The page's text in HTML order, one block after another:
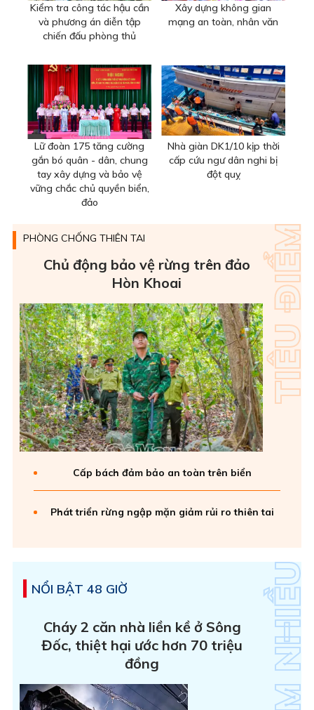
Kiểm tra công tác hậu cần
và phương án diễn tập
chiến đấu phòng thủ
Xây dựng không gian
mạng an toàn, nhân văn
Lữ đoàn 175 tăng cường
gắn bó quân - dân, chung
tay xây dựng và bảo vệ
vững chắc chủ quyền biển,
đảo
Nhà giàn DK1/10 kịp thời
cấp cứu ngư dân nghi bị
đột quỵ
PHÒNG CHỐNG THIÊN TAI
Chủ động bảo vệ rừng trên đảo
Hòn Khoai
Cấp bách đảm bảo an toàn trên biển
Phát triển rừng ngập mặn giảm rủi ro thiên tai
NỔI BẬT 48 GIỜ
Cháy 2 căn nhà liền kề ở Sông
Đốc, thiệt hại ước hơn 70 triệu
đồng